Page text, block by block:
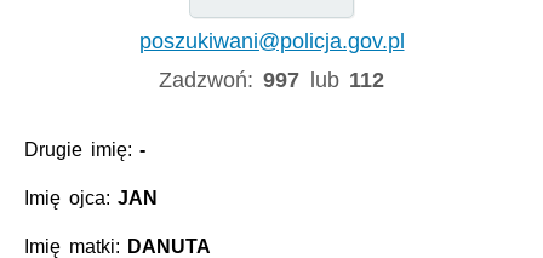
poszukiwani@policja.gov.pl
Zadzwoń:997 lub 112
Drugie imię:-
Imię ojca:JAN
Imię matki: DANUTA